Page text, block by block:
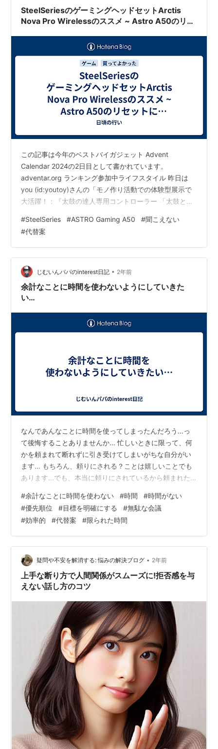
す。 すぐに代替案を考えられれば良いです…
SteelSeriesのゲーミングヘッドセットArctis
Nova Pro Wirelessのススメ ~ Astro A50のリセ
この記事は今年のベストバイガジェット Advent
Calendar 2024の2日目として書かれています。
adventar.org ランキング参加中ライフスタイル 昨日は
you (id:youtoy)さんの「モノ作り活動での体験型展示で
大活躍！：『太鼓の達人専用コントローラー 「太鼓とバ
2024】」でした。 Switch用の太鼓の達人コントローラ
ーを別の遊びに利用する話があり面白かったです。 yo-
to.hatenablog.com さて、今年はAstroA50というゲーミ
ングヘッドセットについにしびれを切らし、別のヘッ
ド…
#SteelSeries #ASTRO Gaming A50 #聞こえない
#代替案
じむいんパパのinterest日記 • 2年前
余計なことに時間を使わないようにしていきた
い…
なんであんなことに時間を使ってしまったんだろう...っ
て後悔することありませんか... 忙しいときに限って、何
かを頼まれて断れずに引き受けてしまいがちな自分がい
ます... もちろん、頼りにされる？ことは嬉しいことでも
あります...でも、本当に頼りにされているから頼まれた
らに投げてきたのか...後になって悩んでしまうことがあ
ります... というのも、「こんなことはあいつにさせとけ
ばいい...こっちは忙しいんだから...」っていう声を耳にし
てしまったから... すごく無念というか、自分の存在は何
なんだ...みたいな気持ちになり凹んでしまいました。 …
#余計なことに時間を使わない #時間 #時間がない
#優先順位 #目標を明確にする #無駄な会議
#効率的 #代替案 #限られた時間
疑問や不安を解消する: 悩みの解決ブログ • 2年前
上手な断り方で人間関係がスムーズに!拒否感を与
えない話し方のコツ